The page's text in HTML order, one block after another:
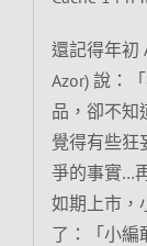
還記得年初
Azor) 說：
品，卻不知
覺得有些狂
爭的事實…
如期上市，
了：「小編